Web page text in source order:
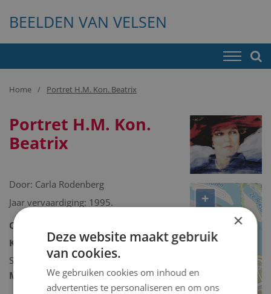
BEELDEN VAN VELSEN
Home Portret H.M. Kon. Beatrix
Portret H.M. Kon.
Beatrix
Door: Carla Rodenberg
Jaar vervaardiging: 1995.
Collectie:
Kunstcollectie omschrijving:
Schilderij/tekening/grafiek/foto/streetart
Model 2D/3D: 2D binnen
+
×
Deze website maakt gebruik
van cookies.
We gebruiken cookies om inhoud en
advertenties te personaliseren en om ons